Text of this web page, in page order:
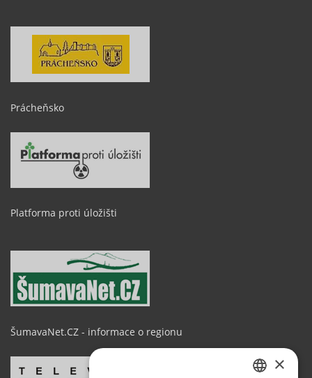
Prácheňsko
Platforma proti úložišti
ŠumavaNet.CZ - informace o regionu
×